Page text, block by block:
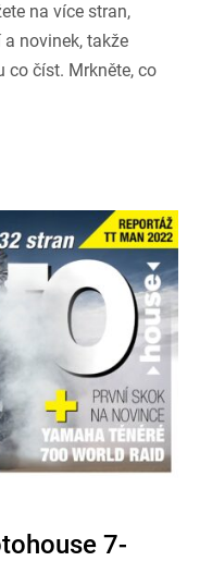
na více stran,
novinek, takže
co číst. Mrkněte, co
7-